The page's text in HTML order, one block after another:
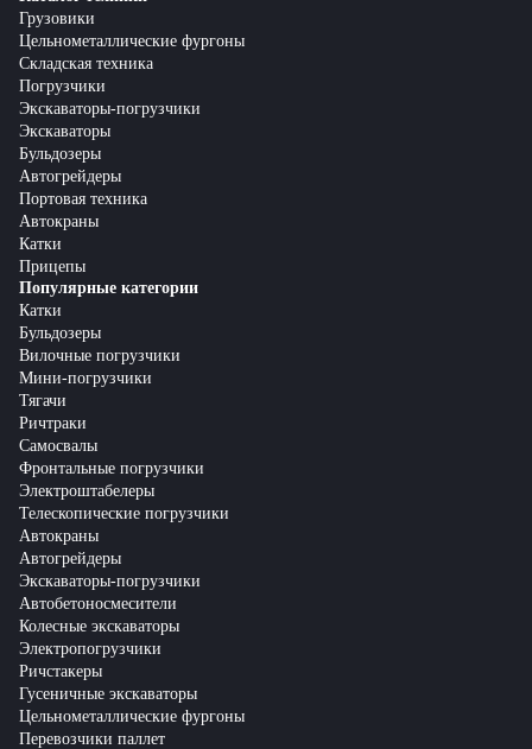
Грузовики
Цельнометаллические фургоны
Складская техника
Погрузчики
Экскаваторы-погрузчики
Экскаваторы
Бульдозеры
Автогрейдеры
Портовая техника
Автокраны
Катки
Прицепы
Популярные категории
Катки
Бульдозеры
Вилочные погрузчики
Мини-погрузчики
Тягачи
Ричтраки
Самосвалы
Фронтальные погрузчики
Электроштабелеры
Телескопические погрузчики
Автокраны
Автогрейдеры
Экскаваторы-погрузчики
Автобетоносмесители
Колесные экскаваторы
Электропогрузчики
Ричстакеры
Гусеничные экскаваторы
Цельнометаллические фургоны
Перевозчики паллет